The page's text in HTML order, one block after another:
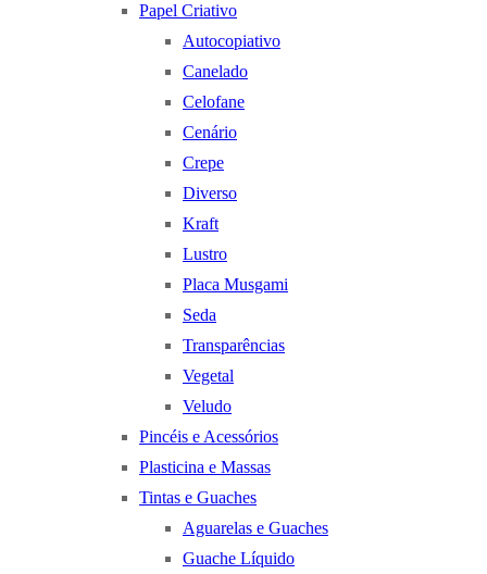
Papel Criativo
Autocopiativo
Canelado
Celofane
Cenário
Crepe
Diverso
Kraft
Lustro
Placa Musgami
Seda
Transparências
Vegetal
Veludo
Pincéis e Acessórios
Plasticina e Massas
Tintas e Guaches
Aguarelas e Guaches
Guache Líquido